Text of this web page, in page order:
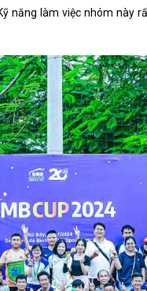
năng làm việc nhóm này